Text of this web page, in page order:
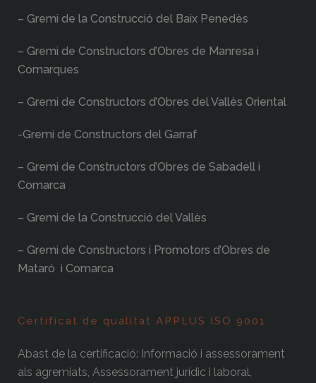
– Gremi de la Construcció del Baix Penedès
– Gremi de Constructors d’Obres de Manresa i
Comarques
– Gremi de Constructors d’Obres del Vallès Oriental
-Gremi de Constructors del Garraf
– Gremi de Constructors d’Obres de Sabadell i
Comarca
– Gremi de la Construcció del Vallès
– Gremi de Constructors i Promotors d’Obres de
Mataró i Comarca
Certificat de qualitat APPLUS ISO 9001
Abast de la certificació: Informació i assessorament
als agremiats, Assessorament jurídic i laboral,